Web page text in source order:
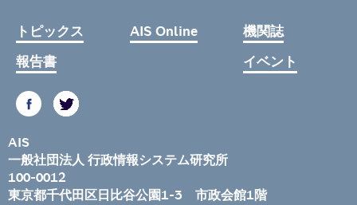
トピックス AIS Online
機関誌
報告書
イベント
AIS
一般社団法人 行政情報システム研究所
100-0012
東京都千代田区日比谷公園1-3 市政会館1階